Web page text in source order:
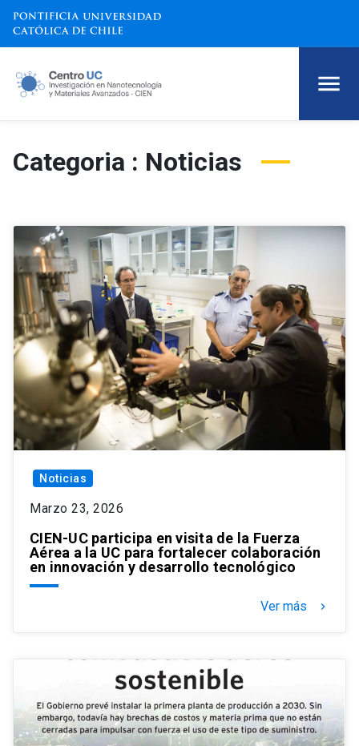
Categoria : Noticias
Noticias
Marzo 23, 2026
CIEN-UC participa en visita de la Fuerza
Aérea a la UC para fortalecer colaboración
en innovación y desarrollo tecnológico
Ver más keyboard_arrow_right